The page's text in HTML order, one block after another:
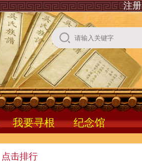
注册
我要寻根 纪念馆
点击排行